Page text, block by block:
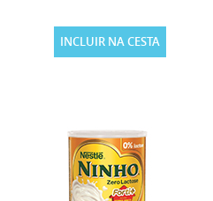
INCLUIR NA CESTA